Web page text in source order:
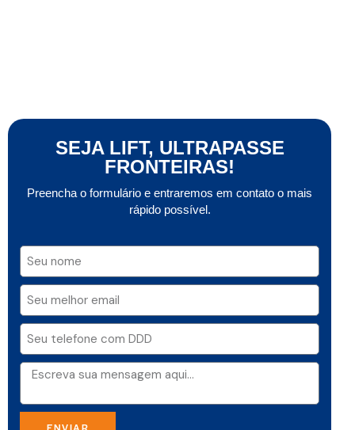
SEJA LIFT, ULTRAPASSE
FRONTEIRAS!
Preencha o formulário e entraremos em contato o mais
rápido possível.